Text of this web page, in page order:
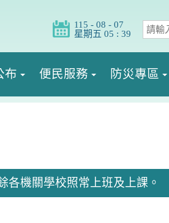
115 - 08 - 07
星期五 05 : 39
布 便民服務 防災專區
各機關學校照常上班及上課。